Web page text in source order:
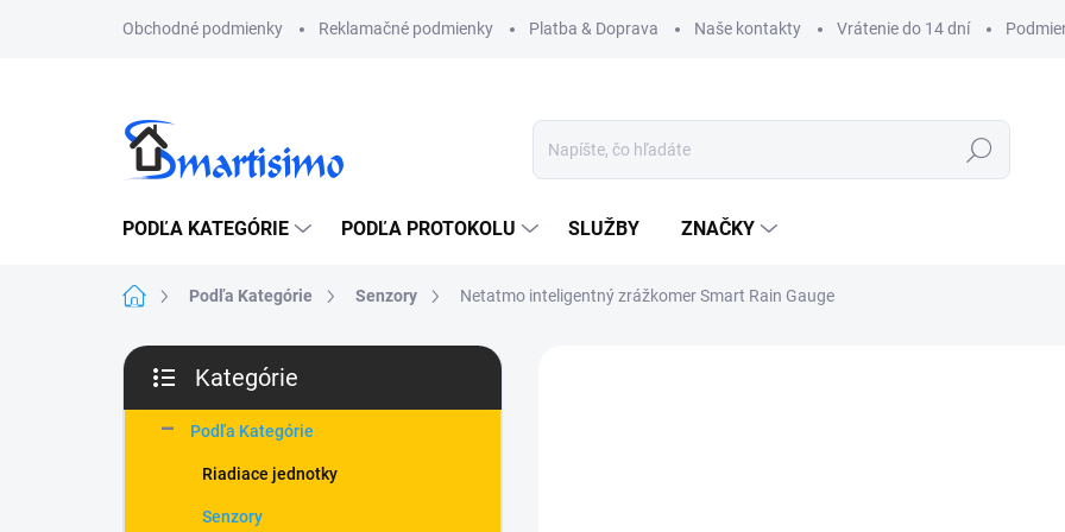
Obchodné podmienky Reklamačné podmienky Platba & Doprava Naše kontakty Vrátenie do 14 dní
Hľadať
PODĽA KATEGÓRIE PODĽA PROTOKOLU SLUŽBY ZNAČKY
DomovPodľa Kategórie Senzory Netatmo inteligentný zrážkomer Smart Rain Gauge
B
č
kategórie
Kategórie
Podľa Kategórie
Riadiace jednotky
Senzory